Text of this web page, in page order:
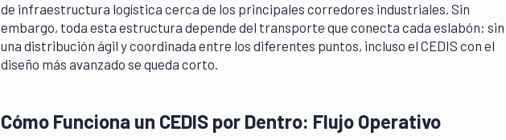
de infraestructura logística cerca de los principales corredores industriales. Sin
embargo, toda esta estructura depende del transporte que conecta cada eslabón: sin
una distribución ágil y coordinada entre los diferentes puntos, incluso el CEDIS con el
diseño más avanzado se queda corto.
Cómo Funciona un CEDIS por Dentro: Flujo Operativo